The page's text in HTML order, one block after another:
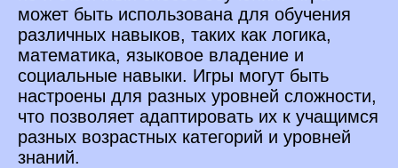
может быть использована для обучения
различных навыков, таких как логика,
математика, языковое владение и
социальные навыки. Игры могут быть
настроены для разных уровней сложности,
что позволяет адаптировать их к учащимся
разных возрастных категорий и уровней
знаний.